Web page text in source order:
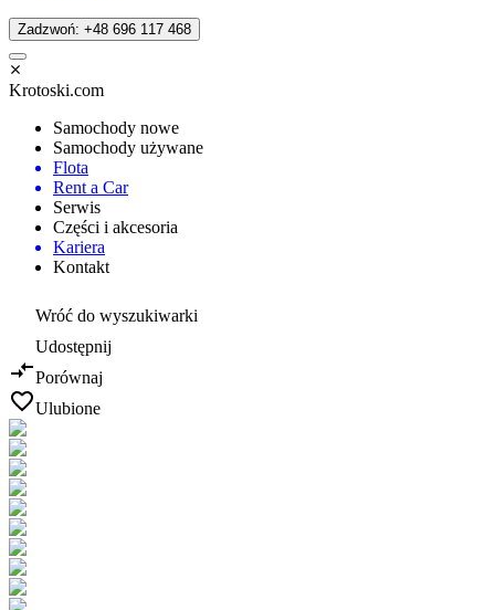
Zadzwoń: +48 696 117 468
Krotoski.com
Samochody nowe
Samochody używane
Flota
Rent a Car
Serwis
Części i akcesoria
Kariera
Kontakt
Wróć do wyszukiwarki
Udostępnij
Porównaj
Ulubione